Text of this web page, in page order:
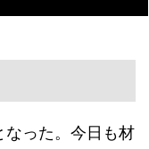
った。今日も材